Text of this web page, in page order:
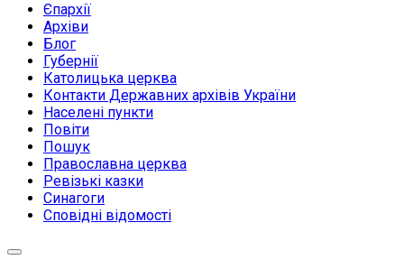
Єпархії
Архіви
Блог
Губернії
Католицька церква
Контакти Державних архівів України
Населені пункти
Повіти
Пошук
Православна церква
Ревізькі казки
Синагоги
Сповідні відомості
Expand